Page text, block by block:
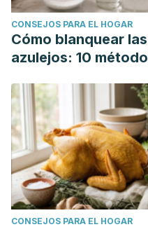
CONSEJOS PARA EL HOGAR
Cómo blanquear
azulejos: 10
CONSEJOS PARA EL HOGAR